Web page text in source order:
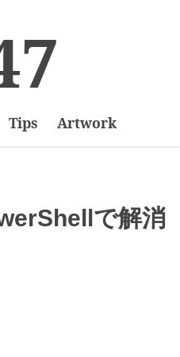
Tips Artwork
で解消